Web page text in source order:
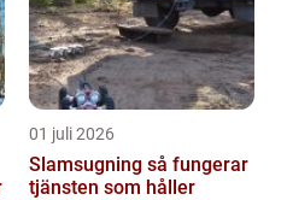
01 juli 2026
Slamsugning så fungerar
tjänsten som håller